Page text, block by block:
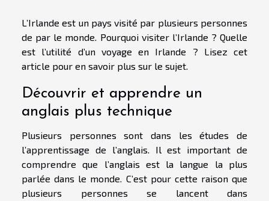
L’Irlande est un pays visité par plusieurs personnes
de par le monde. Pourquoi visiter l’Irlande ? Quelle
est l’utilité d’un voyage en Irlande ? Lisez cet
article pour en savoir plus sur le sujet.
Découvrir et apprendre un
anglais plus technique
Plusieurs personnes sont dans les études de
l’apprentissage de l’anglais. Il est important de
comprendre que l’anglais est la langue la plus
parlée dans le monde. C’est pour cette raison que
plusieurs personnes se lancent dans